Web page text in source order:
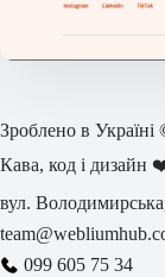
Зроблено в Україні
Кава, код і дизайн
вул.
099 605 75 34